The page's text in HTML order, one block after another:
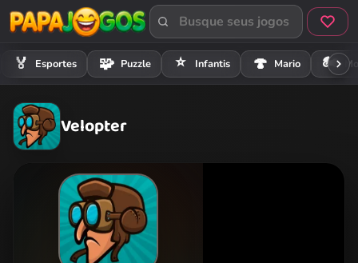
🏅 Esportes 🧩 Puzzle ⭐ Infantis 🍄 Mario 🏍️
Velopter